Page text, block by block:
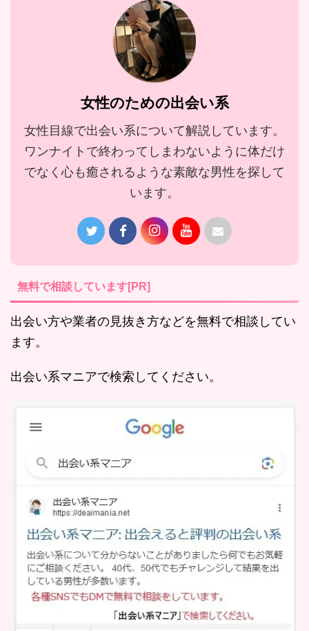
女性のための出会い系
女性目線で出会い系について解説しています。
ワンナイトで終わってしまわないように体だけ
でなく心も癒されるような素敵な男性を探して
います。
無料で相談しています[PR]
出会い方や業者の見抜き方などを無料で相談してい
ます。
出会い系マニアで検索してください。